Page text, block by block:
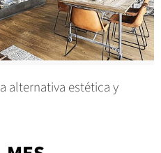
alternativa estética y